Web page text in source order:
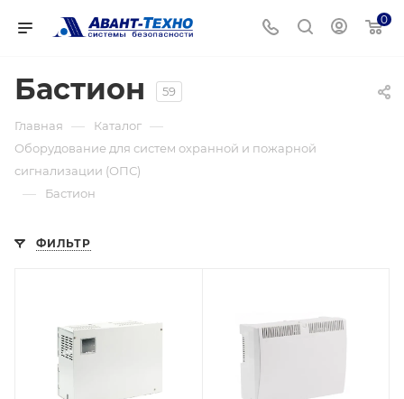
0
Бастион 59
Главная — Каталог —
Оборудование для систем охранной и пожарной
сигнализации (ОПС)
— Бастион
ФИЛЬТР